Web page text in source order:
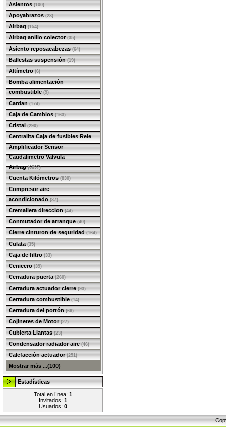
Asientos (100)
Apoyabrazos (23)
Airbag (154)
Airbag anillo colector (35)
Asiento reposacabezas (64)
Ballestas suspensión (19)
Altímetro (6)
Bomba alimentación
combustible(9)
Cardan (174)
Caja de Cambios (163)
Cristal (290)
Centralita Caja de fusibles Rele
Amplificador Sensor
Caudalímetro Valvula
Airbag(6897)
Cuenta Kilómetros (830)
Compresor aire
acondicionado(87)
Cremallera direccion (44)
Conmutador de arranque (40)
Cierre cinturon de seguridad (164)
Culata (35)
Caja de filtro (33)
Cenicero (39)
Cerradura puerta (260)
Cerradura actuador cierre (93)
Cerradura combustible (14)
Cerradura del portón (66)
Cojinetes de Motor (27)
Cubierta Llantas (23)
Condensador radiador aire (46)
Calefacción actuador (251)
Mostrar más ...(100)
Estadísticas
Total en línea: 1
Invitados: 1
Usuarios: 0